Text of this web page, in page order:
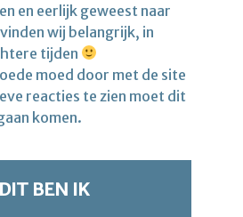
en eerlijk geweest naar
wij belangrijk, in
tijden
moed door met de site
reacties te zien moet dit
komen.
DIT BEN IK